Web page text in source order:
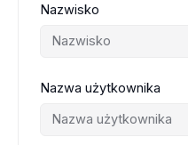
Nazwisko
Nazwa użytkownika